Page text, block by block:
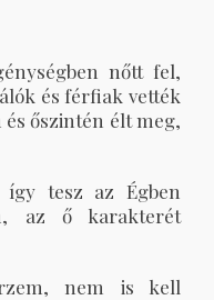
nőtt fel,
és férfiak vették
őszintén élt meg,
tesz az Égben
az ő karakterét
nem is kell